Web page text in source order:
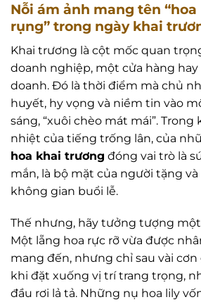
Nỗi ám ảnh mang tên “hoa
rụng” trong ngày khai
Khai trương là cột mốc quan
doanh nghiệp, một cửa hàng
doanh. Đó là thời điểm mà chủ
huyết, hy vọng và niềm tin vào
sáng, “xuôi chèo mát mái”.
nhiệt của tiếng trống lân, của
hoa khai trương đóng vai trò là
mắn, là bộ mặt của người tặng
không gian buổi lễ.
Thế nhưng, hãy tưởng tượng
Một lẵng hoa rực rỡ vừa được
mang đến, nhưng chỉ sau vài
khi đặt xuống vị trí trang trọng,
đầu rơi lả tả. Những nụ hoa lily